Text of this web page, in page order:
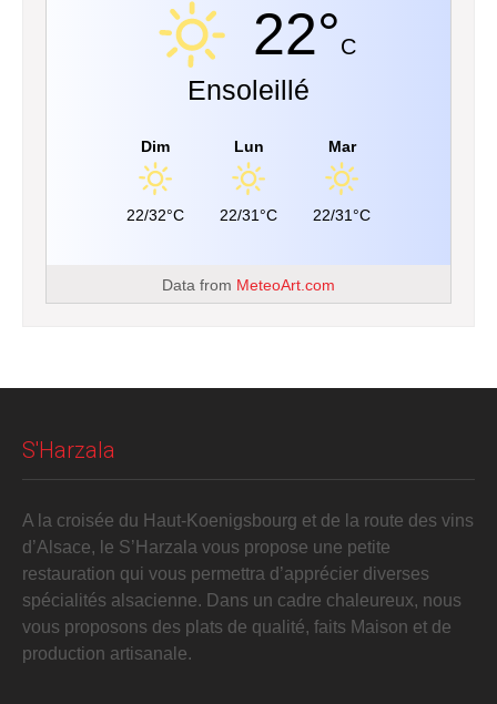
22°C
Ensoleillé
Dim
22/32°C
Lun
22/31°C
Mar
22/31°C
Data from MeteoArt.com
S'Harzala
A la croisée du Haut-Koenigsbourg et de la route des vins
d’Alsace, le S’Harzala vous propose une petite
restauration qui vous permettra d’apprécier diverses
spécialités alsacienne. Dans un cadre chaleureux, nous
vous proposons des plats de qualité, faits Maison et de
production artisanale.